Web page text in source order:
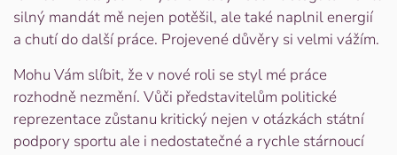
silný mandát mě nejen potěšil, ale také naplnil energií
a chutí do další práce. Projevené důvěry si velmi vážím.
Mohu Vám slíbit, že v nové roli se styl mé práce
rozhodně nezmění. Vůči představitelům politické
reprezentace zůstanu kritický nejen v otázkách státní
podpory sportu ale i nedostatečné a rychle stárnoucí